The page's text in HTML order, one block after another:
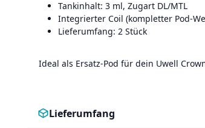
Tankinhalt: 3 ml, Zugart DL/MTL
Integrierter Coil (kompletter Pod-
Lieferumfang: 2 Stück
Ideal als Ersatz-Pod für dein Uwell
Lieferumfang